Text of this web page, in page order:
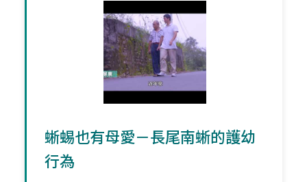
蜥蜴也有母愛－長尾南蜥的護幼
行為